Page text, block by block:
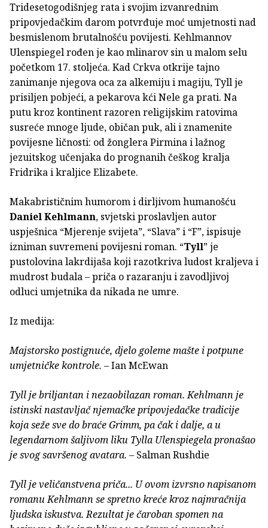
Tridesetogodišnjeg rata i svojim izvanrednim
pripovjedačkim darom potvrđuje moć umjetnosti nad
besmislenom brutalnošću povijesti. Kehlmannov
Ulenspiegel rođen je kao mlinarov sin u malom selu
početkom 17. stoljeća. Kad Crkva otkrije tajno
zanimanje njegova oca za alkemiju i magiju, Tyll je
prisiljen pobjeći, a pekarova kći Nele ga prati. Na
putu kroz kontinent razoren religijskim ratovima
susreće mnoge ljude, običan puk, ali i znamenite
povijesne ličnosti: od žonglera Pirmina i lažnog
jezuitskog učenjaka do prognanih češkog kralja
Fridrika i kraljice Elizabete.
Makabrističnim humorom i dirljivom humanošću
Daniel Kehlmann, svjetski proslavljen autor
uspješnica “Mjerenje svijeta”, “Slava” i “F”, ispisuje
izniman suvremeni povijesni roman. “Tyll” je
pustolovina lakrdijaša koji razotkriva ludost kraljeva i
mudrost budala – priča o razaranju i zavodljivoj
odluci umjetnika da nikada ne umre.
Iz medija:
Majstorsko postignuće, djelo goleme mašte i potpune
umjetničke kontrole. – Ian McEwan
Tyll je briljantan i nezaobilazan roman. Kehlmann je
istinski nastavljač njemačke pripovjedačke tradicije
koja seže sve do braće Grimm, pa čak i dalje, a u
legendarnom šaljivom liku Tylla Ulenspiegela pronašao
je svog savršenog avatara. – Salman Rushdie
Tyll je veličanstvena priča... U ovom izvrsno napisanom
romanu Kehlmann se spretno kreće kroz najmračnija
ljudska iskustva. Rezultat je čaroban spomen na